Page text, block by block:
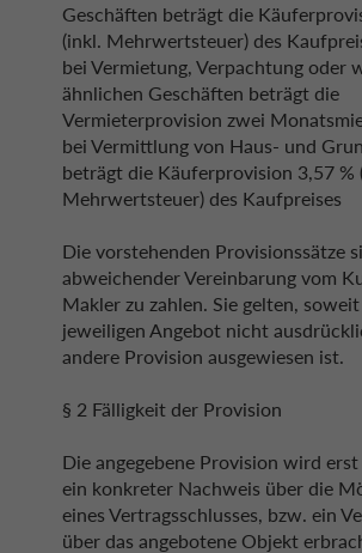
Geschäften beträgt die
(inkl. Mehrwertsteuer) des
bei Vermietung, Verpachtung oder
ähnlichen Geschäften beträgt die
Vermieterprovision zwei
bei Vermittlung von Haus- und
beträgt die Käuferprovision 3,57 %
Mehrwertsteuer) des Kaufpreises
Die vorstehenden Provisionssätze
abweichender Vereinbarung vom
Makler zu zahlen. Sie gelten,
jeweiligen Angebot nicht
andere Provision ausgewiesen ist.
§ 2 Fälligkeit der Provision
Die angegebene Provision wird
ein konkreter Nachweis über die
eines Vertragsschlusses, bzw. ein
über das angebotene Objekt